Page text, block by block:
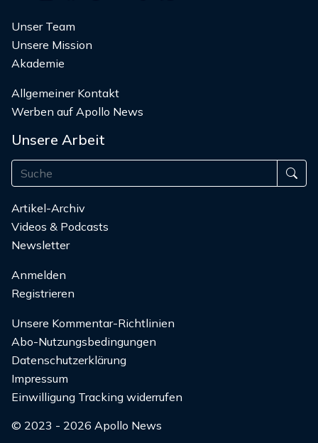
Unser Team
Unsere Mission
Akademie
Allgemeiner Kontakt
Werben auf Apollo News
Unsere Arbeit
Artikel-Archiv
Videos & Podcasts
Newsletter
Anmelden
Registrieren
Unsere Kommentar-Richtlinien
Abo-Nutzungsbedingungen
Datenschutzerklärung
Impressum
Einwilligung Tracking widerrufen
© 2023 - 2026 Apollo News